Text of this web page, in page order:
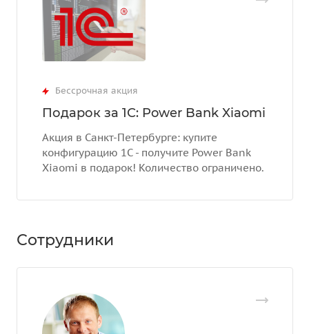
Бессрочная акция
Подарок за 1С: Power Bank Xiaomi
Акция в Санкт-Петербурге: купите
конфигурацию 1С - получите Power Bank
Xiaomi в подарок! Количество ограничено.
Сотрудники